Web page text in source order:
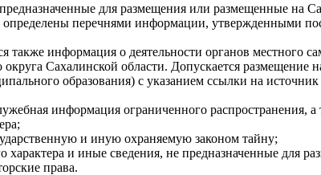
для размещения или размещенные на
определены перечнями информации, утвержденными
также информация о деятельности органов местного
Сахалинской области. Допускается
образования) с указанием ссылки на
информация ограниченного распространения,
и иную охраняемую законом тайну;
характера и иные сведения, не предназначенные для
права.